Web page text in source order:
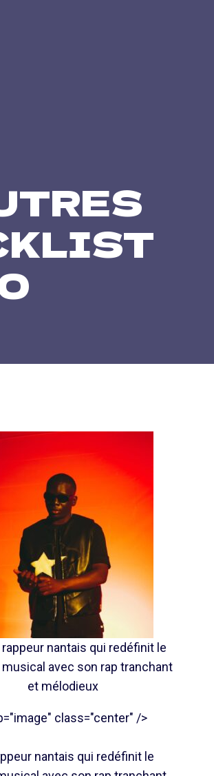
rappeur nantais qui redéfinit le
musical avec son rap tranchant
et mélodieux
class="center" />
nantais qui redéfinit le